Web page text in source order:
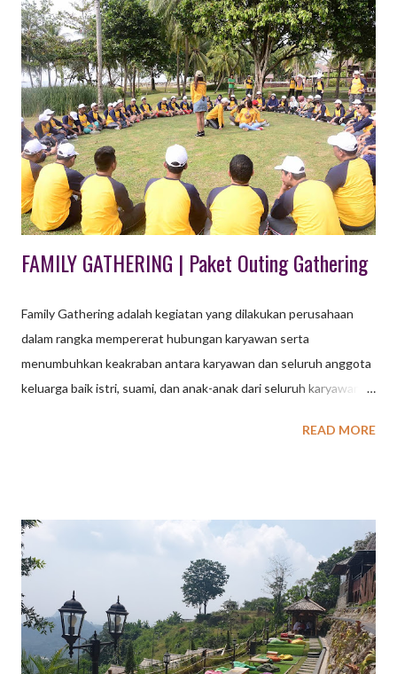
kegiatan makan malam sekaligus membawakan suatu acara
menjadi pilihan terbaik bagi suatu konferensi maupun kelompok
dengan tujuan masing – masing. Biasanya gala dinner diadakan
untuk merayakan suatu acara maupun sekaligus gathering suatu
perusahan dan semacamnya. Gala dinner identik dengan
diadakannya di sebuah restorant maupun hotel. Dalam gala
dinner pastinya semua peserta akan menantikan jalannya suatu
acara yang istimewa dengan menikmati hidangan lezat pada
malam har...
FAMILY GATHERING | Paket Outing Gathering
Family Gathering adalah kegiatan yang dilakukan perusahaan
dalam rangka mempererat hubungan karyawan serta
menumbuhkan keakraban antara karyawan dan seluruh anggota
keluarga baik istri, suami, dan anak-anak dari seluruh karyawan.
Outbound dan acara lain yang menghibur seperti live music,
perusahaan karena pada momentum ini semua keluarga baik itu
karyawan, pasangan dan anak berkumpul menjadi satu untuk
berpartisipasi untuk kegiatan Family Gatheringini, untuk lebih
mengenal satu keluarga dengan keluarga lainnya, juga agar
perusahaan dapat lebih dekat lagi dengan keluarga dari para
karyawan maupun staff dari perusahaan tersebut, sekaligus
READ MORE